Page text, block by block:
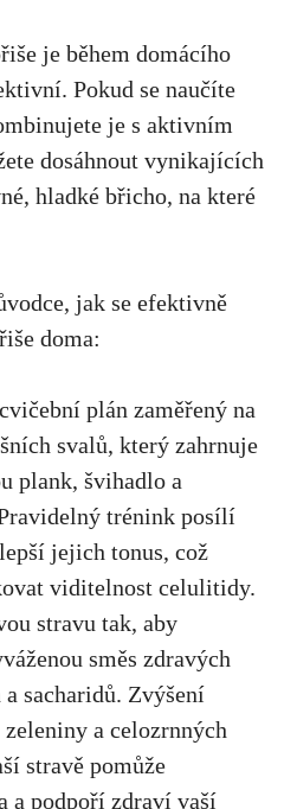
je během domácího
Pokud se naučíte
je s aktivním
dosáhnout vynikajících
hladké břicho, na které
jak se efektivně
doma:
plán zaměřený na
svalů, který zahrnuje
plank, švihadlo a
trénink posílí
jejich tonus, což
viditelnost celulitidy.
stravu tak, aby
směs zdravých
sacharidů. Zvýšení
a celozrnných
stravě pomůže
a podpoří zdraví vaší